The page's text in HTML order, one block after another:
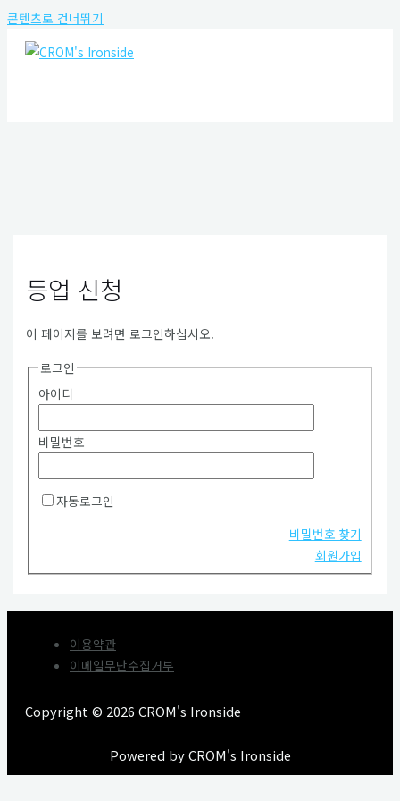
콘텐츠로 건너뛰기
등업 신청
이 페이지를 보려면 로그인하십시오.
로그인
아이디
비밀번호
자동로그인
비밀번호 찾기
회원가입
이용약관
이메일무단수집거부
Copyright © 2026 CROM's Ironside
Powered by CROM's Ironside